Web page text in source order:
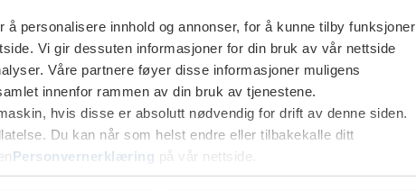
personalisere innhold og annonser, for å kunne tilby funksjoner
Vi gir dessuten informasjoner for din bruk av vår nettside
Våre partnere føyer disse informasjoner muligens
innenfor rammen av din bruk av tjenestene.
hvis disse er absolutt nødvendig for drift av denne siden.
Du kan når som helst endre eller tilbakekalle ditt
Personvernerklæring på vår nettside.